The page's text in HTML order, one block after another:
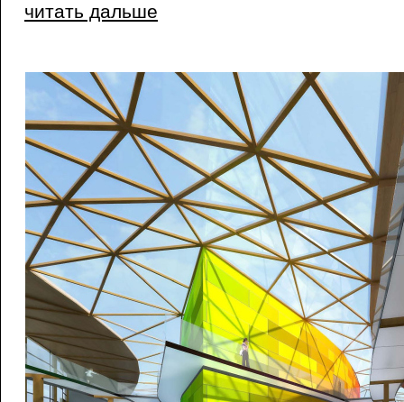
читать дальше